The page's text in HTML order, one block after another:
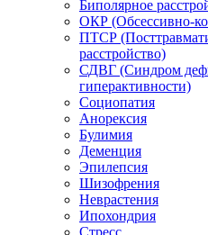
Биполярное
ОКР (Обсессивно-
ПТСР
расстройство)
СДВГ (Синдром
гиперактивности)
Социопатия
Анорексия
Булимия
Деменция
Эпилепсия
Шизофрения
Неврастения
Ипохондрия
Стресс